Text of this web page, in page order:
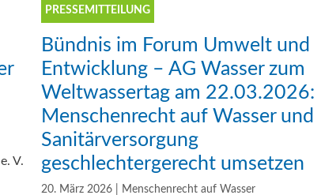
schützen
Beiträge zum Thema
Leitungswasser trinken
Blue Communities
„Best Practice“
V.
PRESSEMITTEILUNG
Bündnis im Forum Umwelt und
Entwicklung – AG Wasser zum
Weltwassertag am 22.03.2026:
Menschenrecht auf Wasser und
Sanitärversorgung
geschlechtergerecht umsetzen
20. März 2026 Menschenrecht auf Wasser